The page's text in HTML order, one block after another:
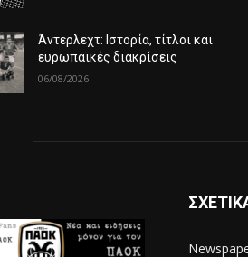
Άντερλεχτ: Ιστορία, τίτλοι και
ευρωπαϊκές διακρίσεις
06/08/2026